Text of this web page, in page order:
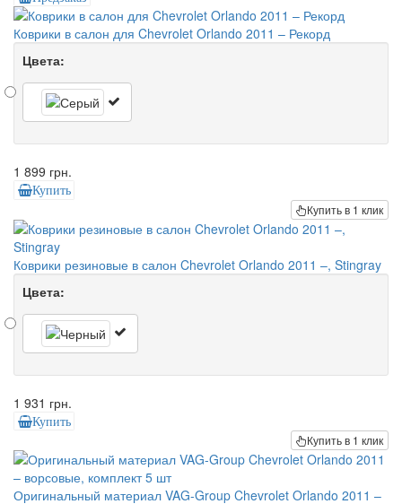
Коврики в салон для Chevrolet Orlando 2011 – Рекорд
Цвета:
1 899 грн.
Купить
Купить в 1 клик
Коврики резиновые в салон Chevrolet Orlando 2011 –, Stingray
Цвета:
1 931 грн.
Купить
Купить в 1 клик
Оригинальный материал VAG-Group Chevrolet Orlando 2011 –